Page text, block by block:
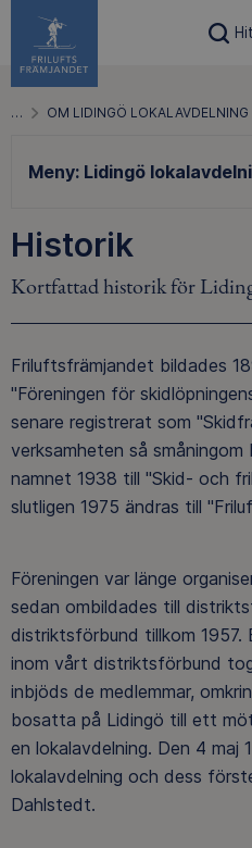
… OM LIDINGÖ LOKALAVDELNING
Meny: Lidingö
Historik
Kortfattad historik för
Friluftsfrämjandet bildades
"Föreningen för
senare registrerat som
verksamheten så
namnet 1938 till "Skid- och
slutligen 1975 ändras till
Föreningen var länge
sedan ombildades till
distriktsförbund tillkom 1957.
inom vårt distriktsförbund
inbjöds de medlemmar,
bosatta på Lidingö till ett
en lokalavdelning. Den 4 maj
lokalavdelning och dess
Dahlstedt.